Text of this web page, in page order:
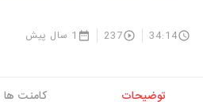
34:14
237 1 سال پیش
توضیحات کامنت ها